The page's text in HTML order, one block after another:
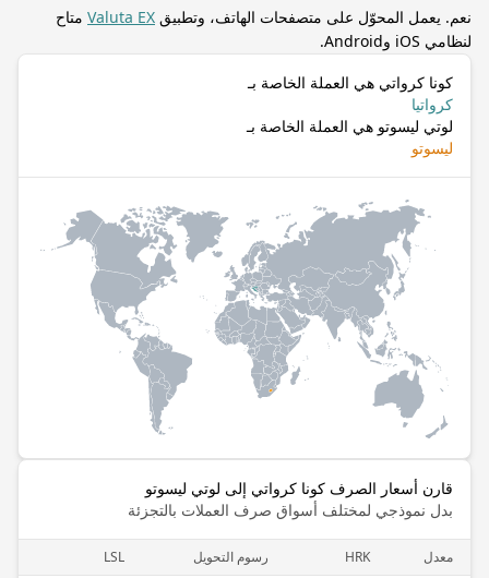
نعم. يعمل المحوّل على متصفحات الهاتف، وتطبيق Valuta EX متاح
لنظامي iOS وAndroid.
كونا كرواتي هي العملة الخاصة بـ
كرواتيا
لوتي ليسوتو هي العملة الخاصة بـ
ليسوتو
قارن أسعار الصرف كونا كرواتي إلى لوتي ليسوتو
بدل نموذجي لمختلف أسواق صرف العملات بالتجزئة
معدل HRK رسوم التحويل LSL